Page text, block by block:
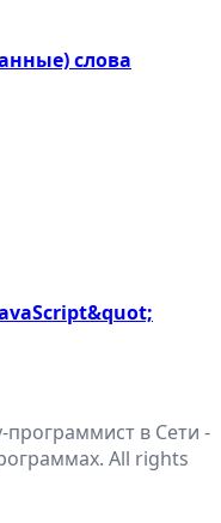
слова
в Сети -
All rights